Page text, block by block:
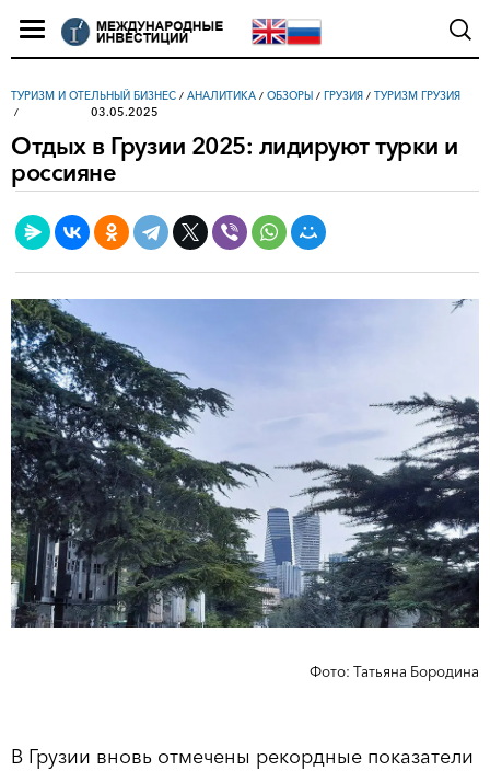
ТУРИЗМ И ОТЕЛЬНЫЙ БИЗНЕС / АНАЛИТИКА / ОБЗОРЫ / ГРУЗИЯ / ТУРИЗМ ГРУЗИЯ
03.05.2025
Отдых в Грузии 2025: лидируют турки и
россияне
Фото: Татьяна Бородина
В Грузии вновь отмечены рекордные показатели